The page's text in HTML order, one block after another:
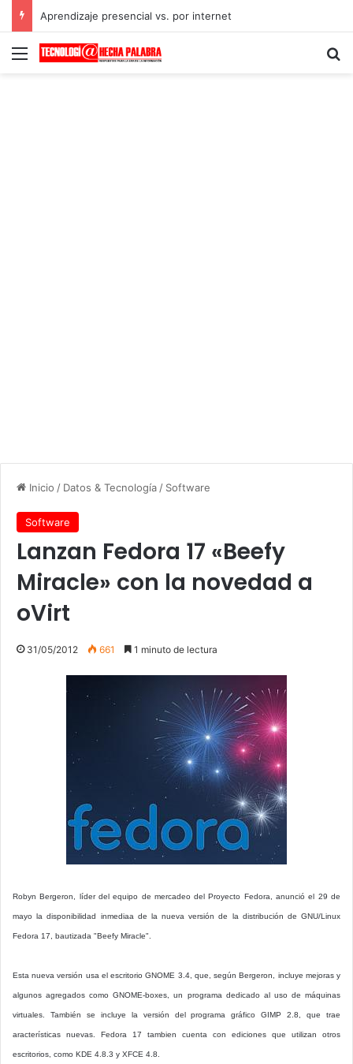
Aprendizaje presencial vs. por internet
Menú
Inicio / Datos & Tecnología / Software
Software
Lanzan Fedora 17 «Beefy
Miracle» con la novedad a
oVirt
31/05/2012 661 1 minuto de lectura
Robyn Bergeron, líder del equipo de mercadeo del Proyecto Fedora, anunció el 29 de
mayo la disponibilidad inmediaa de la nueva versión de la distribución de GNU/Linux
Fedora 17, bautizada "Beefy Miracle".
Esta nueva versión usa el escritorio GNOME 3.4, que, según Bergeron, incluye mejoras y
algunos agregados como GNOME-boxes, un programa dedicado al uso de máquinas
virtuales. También se incluye la versión del programa gráfico GIMP 2.8, que trae
aracterísticas nuevas. Fedora 17 tambien cuenta con ediciones que utilizan otros
escritorios, como KDE 4.8.3 y XFCE 4.8.